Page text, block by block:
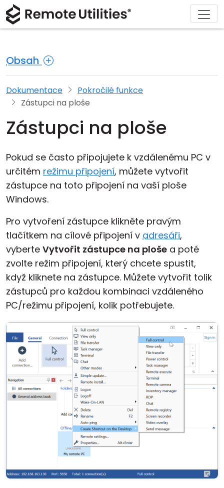
Obsah
Dokumentace
Pokročilé funkce
Zástupci na ploše
Zástupci na ploše
Pokud se často připojujete k vzdálenému PC v
určitém režimu připojení, můžete vytvořit
zástupce na toto připojení na vaší ploše
Windows.
Pro vytvoření zástupce klikněte pravým
tlačítkem na cílové připojení v adresáři,
vyberte Vytvořit zástupce na ploše a poté
zvolte režim připojení, který chcete spustit,
když kliknete na zástupce. Můžete vytvořit tolik
zástupců pro každou kombinaci vzdáleného
PC/režimu připojení, kolik potřebujete.
Produkt
Bezpečnost
Screenshoty
Režimy připojení
Neutrální přístup
Podpora Active Directory
Cloud a on-premise
Řešení
Výroba a maloobchod
Zdravotnictví
Informační technologie
Stáhnout
macOS
Linux
Koupit
Asistent licence
Upgrade na vaši licenci
Podpora
Dokumentace
Znalostní báze
O nás
Tisková místnost
Napsat recenzi